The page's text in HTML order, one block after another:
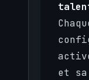
et sa